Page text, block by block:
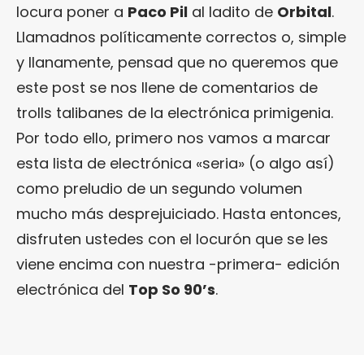
locura poner a Paco Pil al ladito de Orbital.
Llamadnos políticamente correctos o, simple
y llanamente, pensad que no queremos que
este post se nos llene de comentarios de
trolls talibanes de la electrónica primigenia.
Por todo ello, primero nos vamos a marcar
esta lista de electrónica «seria» (o algo así)
como preludio de un segundo volumen
mucho más desprejuiciado. Hasta entonces,
disfruten ustedes con el locurón que se les
viene encima con nuestra -primera- edición
electrónica del Top So 90’s.